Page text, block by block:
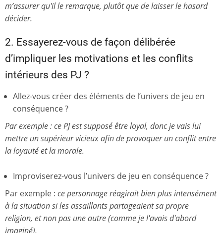
m’assurer qu'il le remarque, plutôt que de laisser le hasard
décider.
2. Essayerez-vous de façon délibérée
d’impliquer les motivations et les conflits
intérieurs des PJ ?
Allez-vous créer des éléments de l’univers de jeu en
conséquence ?
Par exemple : ce PJ est supposé être loyal, donc je vais lui
mettre un supérieur vicieux afin de provoquer un conflit entre
la loyauté et la morale.
Improviserez-vous l’univers de jeu en conséquence ?
Par exemple : ce personnage réagirait bien plus intensément
à la situation si les assaillants partageaient sa propre
religion, et non pas une autre (comme je l'avais d'abord
imaginé).